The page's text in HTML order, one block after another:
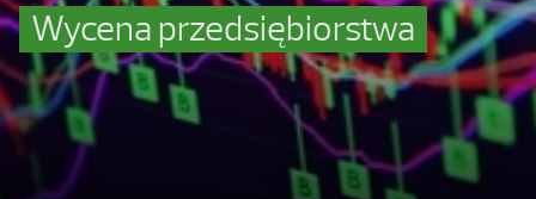
Wycena przedsiębiorstwa